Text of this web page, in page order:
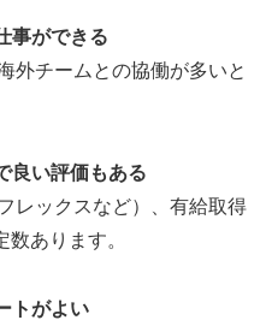
事ができる
外チームとの協働が多いと
良い評価もある
レックスなど）、有給取得
あります。
トがよい